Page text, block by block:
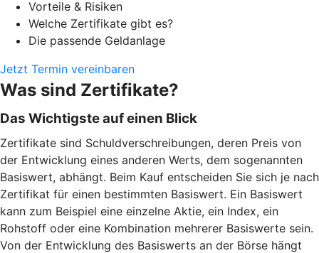
Vorteile & Risiken
Welche Zertifikate gibt es?
Die passende Geldanlage
Jetzt Termin vereinbaren
Was sind Zertifikate?
Das Wichtigste auf einen Blick
Zertifikate sind Schuldverschreibungen, deren Preis von
der Entwicklung eines anderen Werts, dem sogenannten
Basiswert, abhängt. Beim Kauf entscheiden Sie sich je nach
Zertifikat für einen bestimmten Basiswert. Ein Basiswert
kann zum Beispiel eine einzelne Aktie, ein Index, ein
Rohstoff oder eine Kombination mehrerer Basiswerte sein.
Von der Entwicklung des Basiswerts an der Börse hängt